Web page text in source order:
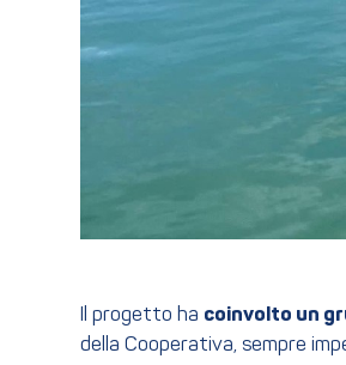
Il progetto ha coinvolto un
della Cooperativa, sempre